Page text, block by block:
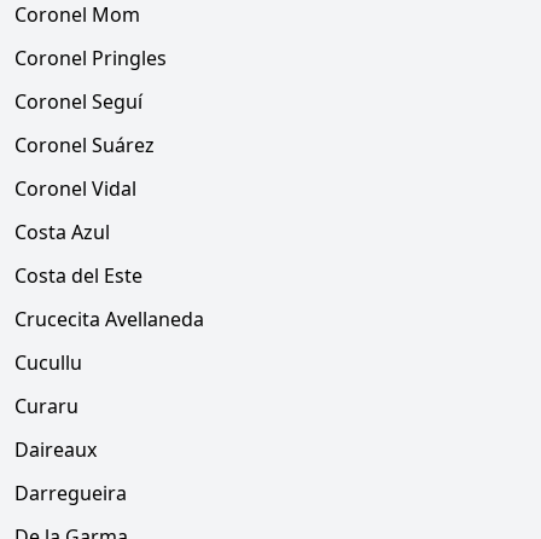
Coronel Mom
Coronel Pringles
Coronel Seguí
Coronel Suárez
Coronel Vidal
Costa Azul
Costa del Este
Crucecita Avellaneda
Cucullu
Curaru
Daireaux
Darregueira